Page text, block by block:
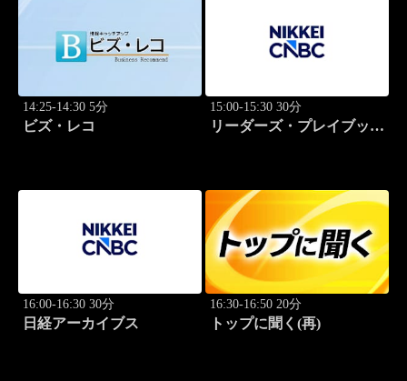
14:25-14:30 5分
ビズ・レコ
15:00-15:30 30分
リーダーズ・プレイブック
16:00-16:30 30分
日経アーカイブス
16:30-16:50 20分
トップに聞く(再)